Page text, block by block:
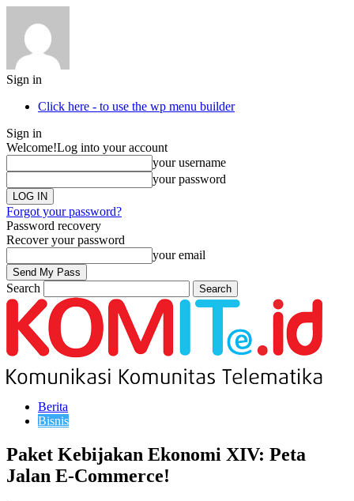
Sign in
Click here - to use the wp menu builder
Sign in
Welcome!Log into your account
your username
your password
Forgot your password?
Password recovery
Recover your password
your email
Search
Berita
Bisnis
Paket Kebijakan Ekonomi XIV: Peta
Jalan E-Commerce!